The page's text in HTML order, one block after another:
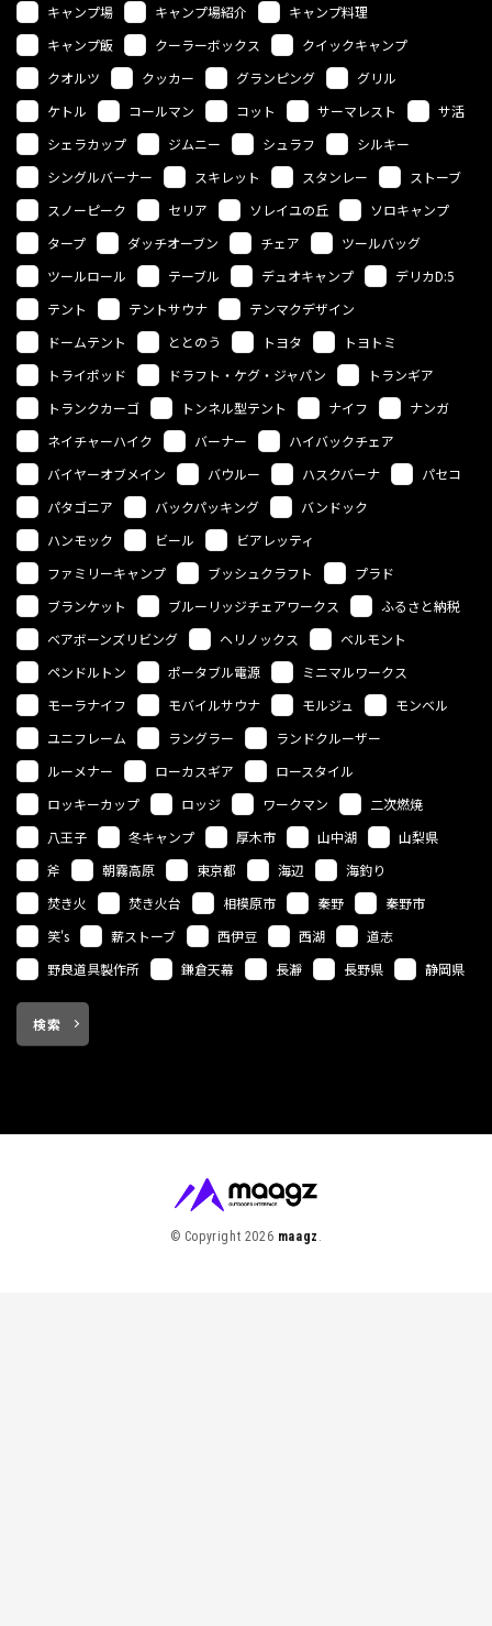
キャンプ場
キャンプ場紹介
キャンプ料理
キャンプ飯
クーラーボックス
クイックキャンプ
クオルツ
クッカー グランピング
グリル
ケトル
コールマン コット サーマレスト
サ活
シェラカップ
ジムニー シュラフ
シルキー
シングルバーナー
スキレット スタンレー
ストーブ
スノーピーク
セリア ソレイユの丘
ソロキャンプ
タープ
ダッチオーブン チェア
ツールバッグ
ツールロール
テーブル デュオキャンプ
デリカD:5
テント
テントサウナ
テンマクデザイン
ドームテント
ととのう トヨタ
トヨトミ
トライポッド
ドラフト・ケグ・ジャパン
トランギア
トランクカーゴ
トンネル型テント ナイフ
ナンガ
ネイチャーハイク
バーナー
ハイバックチェア
バイヤーオブメイン
バウルー ハスクバーナ
パセコ
パタゴニア
バックパッキング
バンドック
ハンモック
ビール
ビアレッティ
ファミリーキャンプ
ブッシュクラフト
プラド
ブランケット
ブルーリッジチェアワークス
ふるさと納税
ベアボーンズリビング
ヘリノックス
ベルモント
ペンドルトン
ポータブル電源
ミニマルワークス
モーラナイフ
モバイルサウナ モルジュ
モンベル
ユニフレーム
ラングラー
ランドクルーザー
ルーメナー
ローカスギア
ロースタイル
ロッキーカップ
ロッジ ワークマン
二次燃焼
八王子
冬キャンプ 厚木市 山中湖
山梨県
斧
朝霧高原 東京都 海辺
海釣り
焚き火
焚き火台 相模原市 秦野
秦野市
笑's
薪ストーブ 西伊豆 西湖
道志
野良道具製作所
鎌倉天幕 長瀞 長野県 静岡県
検索
© Copyright 2026 maagz